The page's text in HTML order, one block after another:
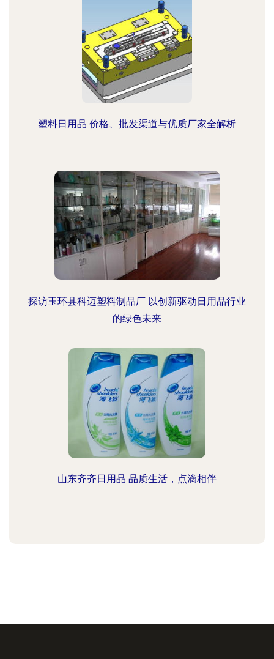
塑料日用品 价格、批发渠道与优质厂家全解析
探访玉环县科迈塑料制品厂 以创新驱动日用品行业
的绿色未来
山东齐齐日用品 品质生活，点滴相伴